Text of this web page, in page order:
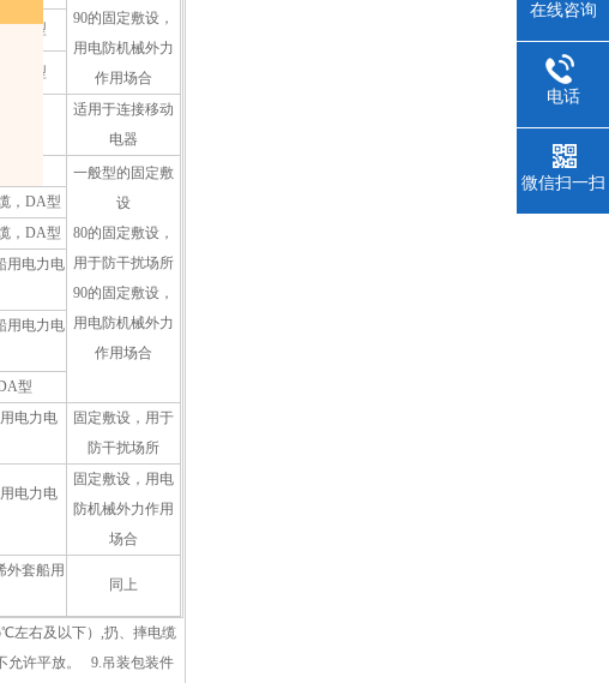
90的固定敷设，
用电防机械外力
作用场合
DA型
DA型
适用于连接移动
电器
一般型的固定敷
设
80的固定敷设，
用于防干扰场所
90的固定敷设，
用电防机械外力
作用场合
，DA型
，DA型
用电力电
用电力电
型
电力电
固定敷设，用于
防干扰场所
电力电
固定敷设，用电
防机械外力作用
场合
外套船用
同上
左右及以下）,扔、摔电缆
允许平放。 9.吊装包装件
在线咨询
电话
微信扫一扫